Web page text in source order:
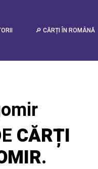
🔎 CĂRȚI ÎN ROMÂNĂ
CĂRȚI
.